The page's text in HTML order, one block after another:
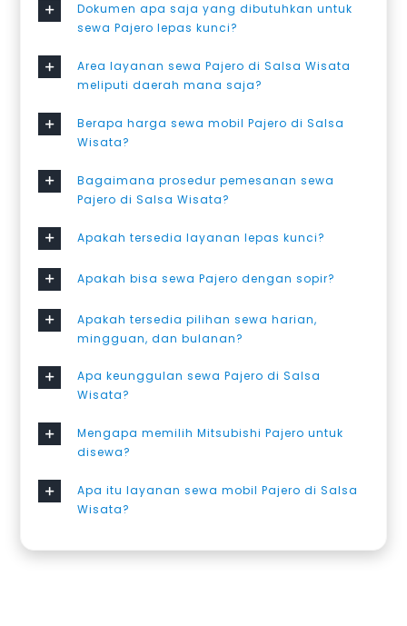
Dokumen apa saja yang dibutuhkan untuk
sewa Pajero lepas kunci?
Area layanan sewa Pajero di Salsa Wisata
meliputi daerah mana saja?
Berapa harga sewa mobil Pajero di Salsa
Wisata?
Bagaimana prosedur pemesanan sewa
Pajero di Salsa Wisata?
Apakah tersedia layanan lepas kunci?
Apakah bisa sewa Pajero dengan sopir?
Apakah tersedia pilihan sewa harian,
mingguan, dan bulanan?
Apa keunggulan sewa Pajero di Salsa
Wisata?
Mengapa memilih Mitsubishi Pajero untuk
disewa?
Apa itu layanan sewa mobil Pajero di Salsa
Wisata?